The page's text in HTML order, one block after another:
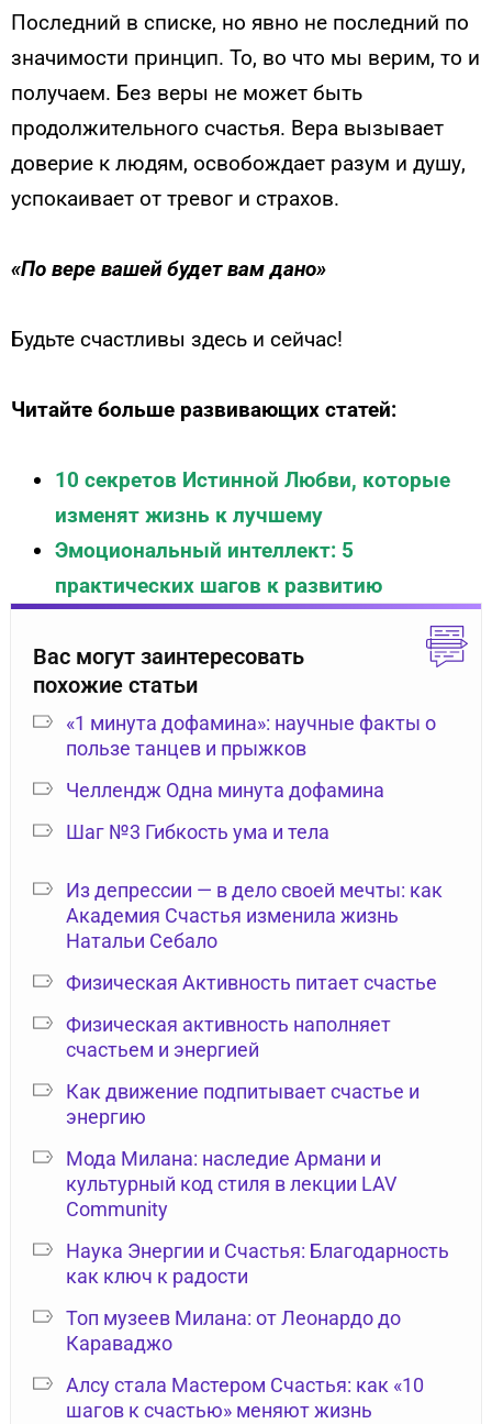
Последний в списке, но явно не последний по
значимости принцип. То, во что мы верим, то и
получаем. Без веры не может быть
продолжительного счастья. Вера вызывает
доверие к людям, освобождает разум и душу,
успокаивает от тревог и страхов.
«По вере вашей будет вам дано»
Будьте счастливы здесь и сейчас!
Читайте больше развивающих статей:
10 секретов Истинной Любви, которые
изменят жизнь к лучшему
Эмоциональный интеллект: 5
практических шагов к развитию
Вас могут заинтересовать
похожие статьи
«1 минута дофамина»: научные факты о
пользе танцев и прыжков
Челлендж Одна минута дофамина
Шаг №3 Гибкость ума и тела
Из депрессии — в дело своей мечты: как
Академия Счастья изменила жизнь
Натальи Себало
Физическая Активность питает счастье
Физическая активность наполняет
счастьем и энергией
Как движение подпитывает счастье и
энергию
Мода Милана: наследие Армани и
культурный код стиля в лекции LAV
Community
Наука Энергии и Счастья: Благодарность
как ключ к радости
Топ музеев Милана: от Леонардо до
Караваджо
Алсу стала Мастером Счастья: как «10
шагов к счастью» меняют жизнь